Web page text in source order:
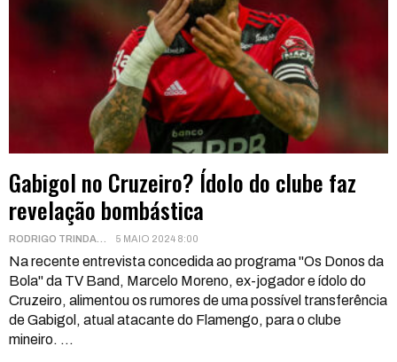
Gabigol no Cruzeiro? Ídolo do clube faz
revelação bombástica
5 MAIO 2024 8:00
Na recente entrevista concedida ao programa "Os Donos da
Bola" da TV Band, Marcelo Moreno, ex-jogador e ídolo do
Cruzeiro, alimentou os rumores de uma possível transferência
de Gabigol, atual atacante do Flamengo, para o clube
mineiro. …